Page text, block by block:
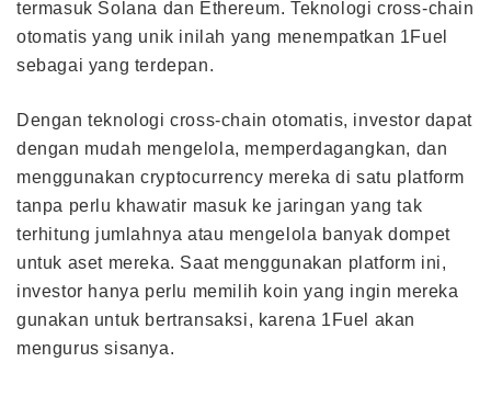
termasuk Solana dan Ethereum. Teknologi cross-chain
otomatis yang unik inilah yang menempatkan 1Fuel
sebagai yang terdepan.
Dengan teknologi cross-chain otomatis, investor dapat
dengan mudah mengelola, memperdagangkan, dan
menggunakan cryptocurrency mereka di satu platform
tanpa perlu khawatir masuk ke jaringan yang tak
terhitung jumlahnya atau mengelola banyak dompet
untuk aset mereka. Saat menggunakan platform ini,
investor hanya perlu memilih koin yang ingin mereka
gunakan untuk bertransaksi, karena 1Fuel akan
mengurus sisanya.